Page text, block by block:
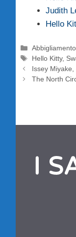
Judith
Hello
Categorie
Tag
Hello Kitty,
Issey
The North